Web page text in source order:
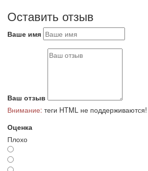
Оставить отзыв
Ваше имя
Ваш отзыв
Внимание: теги HTML не поддерживаются!
Оценка
Плохо